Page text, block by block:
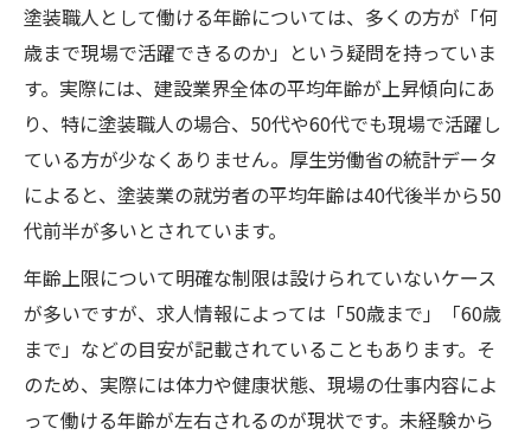
塗装職人として働ける年齢については、多くの方が「何
歳まで現場で活躍できるのか」という疑問を持っていま
す。実際には、建設業界全体の平均年齢が上昇傾向にあ
り、特に塗装職人の場合、50代や60代でも現場で活躍し
ている方が少なくありません。厚生労働省の統計データ
によると、塗装業の就労者の平均年齢は40代後半から50
代前半が多いとされています。
年齢上限について明確な制限は設けられていないケース
が多いですが、求人情報によっては「50歳まで」「60歳
まで」などの目安が記載されていることもあります。そ
のため、実際には体力や健康状態、現場の仕事内容によ
って働ける年齢が左右されるのが現状です。未経験から